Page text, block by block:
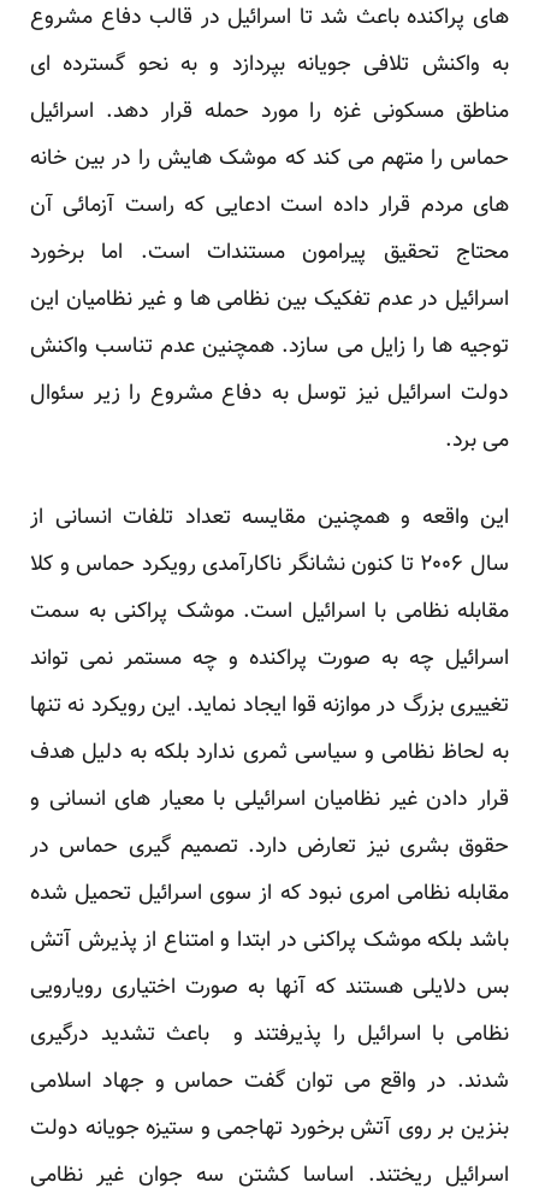
های پراکنده باعث شد تا اسرائیل در قالب دفاع مشروع
به واکنش تلافی جویانه بپردازد و به نحو گسترده ای
مناطق مسکونی غزه را مورد حمله قرار دهد. اسرائیل
حماس را متهم می کند که موشک هایش را در بین خانه
های مردم قرار داده است ادعایی که راست آزمائی آن
محتاج تحقیق پیرامون مستندات است. اما برخورد
اسرائیل در عدم تفکیک بین نظامی ها و غیر نظامیان این
توجیه ها را زایل می سازد. همچنین عدم تناسب واکنش
دولت اسرائیل نیز توسل به دفاع مشروع را زیر سئوال
می برد.
این واقعه و همچنین مقایسه تعداد تلفات انسانی از
سال ۲۰۰۶ تا کنون نشانگر ناکارآمدی رویکرد حماس و کلا
مقابله نظامی با اسرائیل است. موشک پراکنی به سمت
اسرائیل چه به صورت پراکنده و چه مستمر نمی تواند
تغییری بزرگ در موازنه قوا ایجاد نماید. این رویکرد نه تنها
به لحاظ نظامی و سیاسی ثمری ندارد بلکه به دلیل هدف
قرار دادن غیر نظامیان اسرائیلی با معیار های انسانی و
حقوق بشری نیز تعارض دارد. تصمیم گیری حماس در
مقابله نظامی امری نبود که از سوی اسرائیل تحمیل شده
باشد بلکه موشک پراکنی در ابتدا و امتناع از پذیرش آتش
بس دلایلی هستند که آنها به صورت اختیاری رویارویی
نظامی با اسرائیل را پذیرفتند و باعث تشدید درگیری
شدند. در واقع می توان گفت حماس و جهاد اسلامی
بنزین بر روی آتش برخورد تهاجمی و ستیزه جویانه دولت
اسرائیل ریختند. اساسا کشتن سه جوان غیر نظامی